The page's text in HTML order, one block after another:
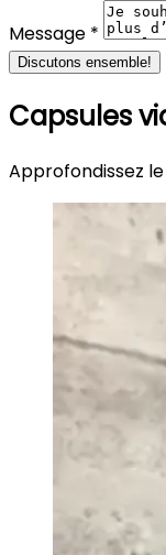
Message *
Discutons ensemble!
Capsules
Approfondissez